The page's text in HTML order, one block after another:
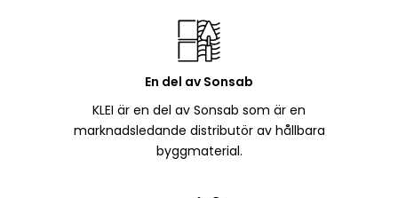
En del av Sonsab
KLEI är en del av Sonsab som är en
marknadsledande distributör av hållbara
byggmaterial.